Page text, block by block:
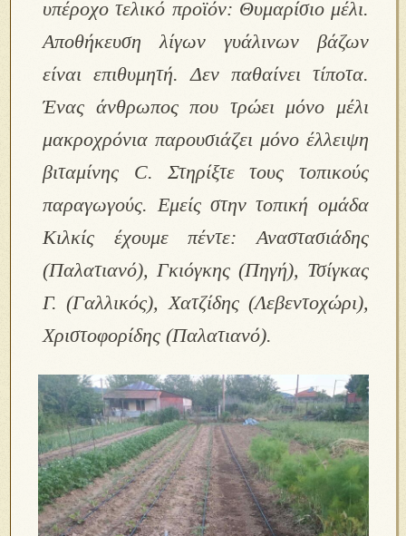
υπέροχο τελικό προϊόν: Θυμαρίσιο μέλι.
Αποθήκευση λίγων γυάλινων βάζων
είναι επιθυμητή. Δεν παθαίνει τίποτα.
Ένας άνθρωπος που τρώει μόνο μέλι
μακροχρόνια παρουσιάζει μόνο έλλειψη
βιταμίνης C. Στηρίξτε τους τοπικούς
παραγωγούς. Εμείς στην τοπική ομάδα
Κιλκίς έχουμε πέντε: Αναστασιάδης
(Παλατιανό), Γκιόγκης (Πηγή), Τσίγκας
Γ. (Γαλλικός), Χατζίδης (Λεβεντοχώρι),
Χριστοφορίδης (Παλατιανό).